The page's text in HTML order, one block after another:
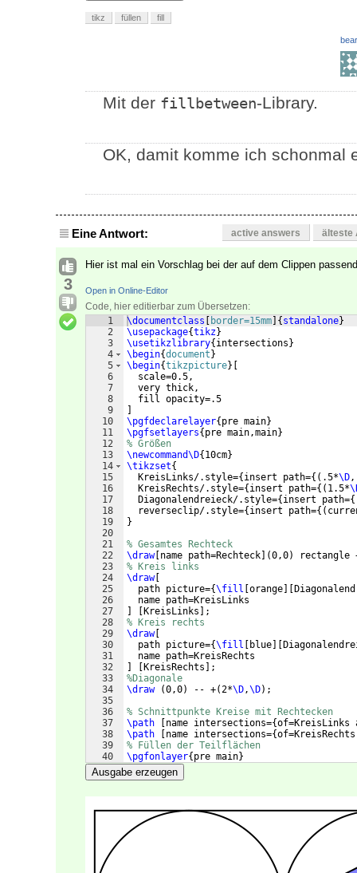
tikz füllen fill
Mit der fillbetween-Library.
OK, damit komme ich schonmal
Eine Antwort: active answers älteste
3
Hier ist mal ein Vorschlag bei der auf dem Clippen
Open in Online-Editor
Code, hier editierbar zum Übersetzen:
1
2
3
4
5
6
7
8
9
10
11
12
13
14
15
16
17
18
19
20
21
22
23
24
25
26
27
28
29
30
31
32
33
34
35
36
37
38
39
40
41
\documentclass border=15mm { standalone}
\usepackage{tikz}
\usetikzlibrary{ intersections }
\begin{document }
\begin{tikzpicture}
  scale=0.5,
  very thick,
  fill opacity=.5
\pgfdeclarelayer{ pre main}
\pgfsetlayers{ pre main,main}
% Größen
\newcommand\D{ 10cm}
\tikzset{
  KreisLinks/.style=
{ insert path={( .5*\D
  KreisRechts/.style=
{ insert path={( 1.5*
  Diagonalendreieck/.style=
{ insert path=
  reverseclip/.style=
{ insert path={(
}
% Gesamtes Rechteck
\draw[ name path=Rechteck (0,0)
rectangle
% Kreis links
\draw[
  path picture=
{\fill orange
  name path=KreisLinks
KreisLinks
;
% Kreis rechts
\draw[
  path picture=
{\fill blue
  name path=KreisRechts
KreisRechts
;
%Diagonale
\draw
(0,0) -- +(2*\D,\D) ;
% Schnittpunkte Kreise mit Rechtecken
\path
name intersections={of=KreisLinks
\path
name intersections={of=KreisRechts
% Füllen der Teilflächen
\pgfonlayer{ pre main}
\begin{scope
Ausgabe erzeugen